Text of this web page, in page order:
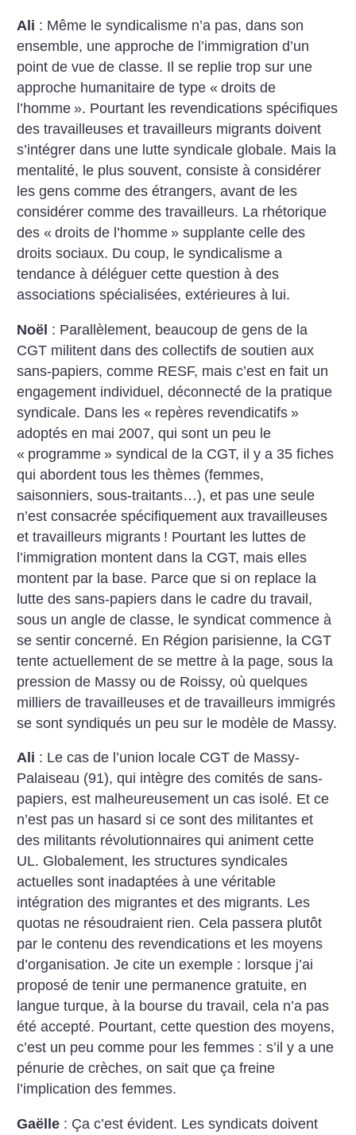
Ali : Même le syndicalisme n’a pas, dans son
ensemble, une approche de l’immigration d’un
point de vue de classe. Il se replie trop sur une
approche humanitaire de type « droits de
l’homme ». Pourtant les revendications spécifiques
des travailleuses et travailleurs migrants doivent
s’intégrer dans une lutte syndicale globale. Mais la
mentalité, le plus souvent, consiste à considérer
les gens comme des étrangers, avant de les
considérer comme des travailleurs. La rhétorique
des « droits de l’homme » supplante celle des
droits sociaux. Du coup, le syndicalisme a
tendance à déléguer cette question à des
associations spécialisées, extérieures à lui.
Noël : Parallèlement, beaucoup de gens de la
CGT militent dans des collectifs de soutien aux
sans-papiers, comme RESF, mais c’est en fait un
engagement individuel, déconnecté de la pratique
syndicale. Dans les « repères revendicatifs »
adoptés en mai 2007, qui sont un peu le
« programme » syndical de la CGT, il y a 35 fiches
qui abordent tous les thèmes (femmes,
saisonniers, sous-traitants…), et pas une seule
n’est consacrée spécifiquement aux travailleuses
et travailleurs migrants ! Pourtant les luttes de
l’immigration montent dans la CGT, mais elles
montent par la base. Parce que si on replace la
lutte des sans-papiers dans le cadre du travail,
sous un angle de classe, le syndicat commence à
se sentir concerné. En Région parisienne, la CGT
tente actuellement de se mettre à la page, sous la
pression de Massy ou de Roissy, où quelques
milliers de travailleuses et de travailleurs immigrés
se sont syndiqués un peu sur le modèle de Massy.
Ali : Le cas de l’union locale CGT de Massy-
Palaiseau (91), qui intègre des comités de sans-
papiers, est malheureusement un cas isolé. Et ce
n’est pas un hasard si ce sont des militantes et
des militants révolutionnaires qui animent cette
UL. Globalement, les structures syndicales
actuelles sont inadaptées à une véritable
intégration des migrantes et des migrants. Les
quotas ne résoudraient rien. Cela passera plutôt
par le contenu des revendications et les moyens
d’organisation. Je cite un exemple : lorsque j’ai
proposé de tenir une permanence gratuite, en
langue turque, à la bourse du travail, cela n’a pas
été accepté. Pourtant, cette question des moyens,
c’est un peu comme pour les femmes : s’il y a une
pénurie de crèches, on sait que ça freine
l’implication des femmes.
Gaëlle : Ça c’est évident. Les syndicats doivent